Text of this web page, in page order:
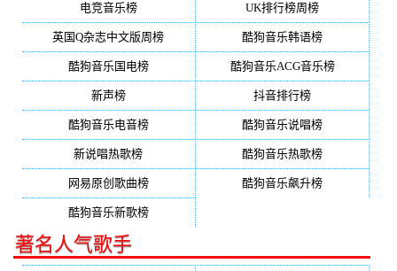
电竞音乐榜 UK排行榜周榜
英国Q杂志中文版周榜 酷狗音乐韩语榜
酷狗音乐国电榜 酷狗音乐ACG音乐榜
新声榜 抖音排行榜
酷狗音乐电音榜 酷狗音乐说唱榜
新说唱热歌榜 酷狗音乐热歌榜
网易原创歌曲榜 酷狗音乐飙升榜
酷狗音乐新歌榜
著名人气歌手